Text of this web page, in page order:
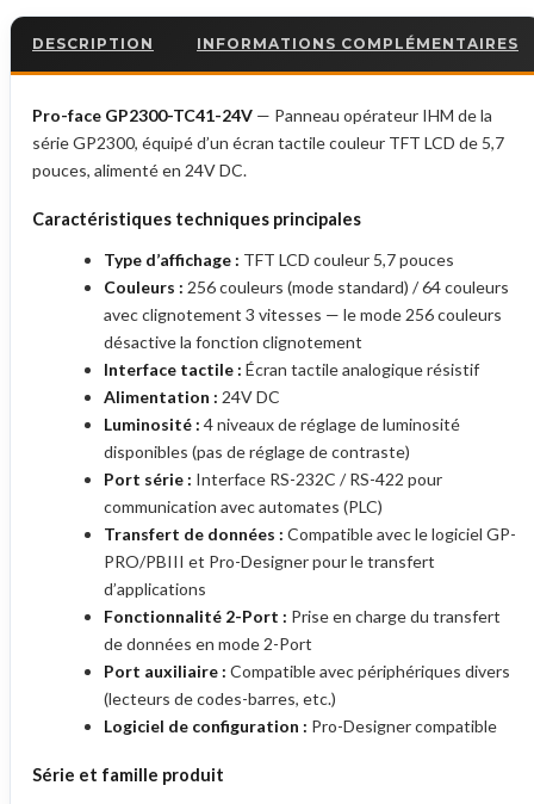
DESCRIPTION INFORMATIONS COMPLÉMENTAIRES
Pro-face GP2300-TC41-24V — Panneau opérateur IHM de la
série GP2300, équipé d’un écran tactile couleur TFT LCD de 5,7
pouces, alimenté en 24V DC.
Caractéristiques techniques principales
Type d’affichage : TFT LCD couleur 5,7 pouces
Couleurs : 256 couleurs (mode standard) / 64 couleurs
avec clignotement 3 vitesses — le mode 256 couleurs
désactive la fonction clignotement
Interface tactile : Écran tactile analogique résistif
Alimentation : 24V DC
Luminosité : 4 niveaux de réglage de luminosité
disponibles (pas de réglage de contraste)
Port série : Interface RS-232C / RS-422 pour
communication avec automates (PLC)
Transfert de données : Compatible avec le logiciel GP-
PRO/PBIII et Pro-Designer pour le transfert
d’applications
Fonctionnalité 2-Port : Prise en charge du transfert
de données en mode 2-Port
Port auxiliaire : Compatible avec périphériques divers
(lecteurs de codes-barres, etc.)
Logiciel de configuration : Pro-Designer compatible
Série et famille produit